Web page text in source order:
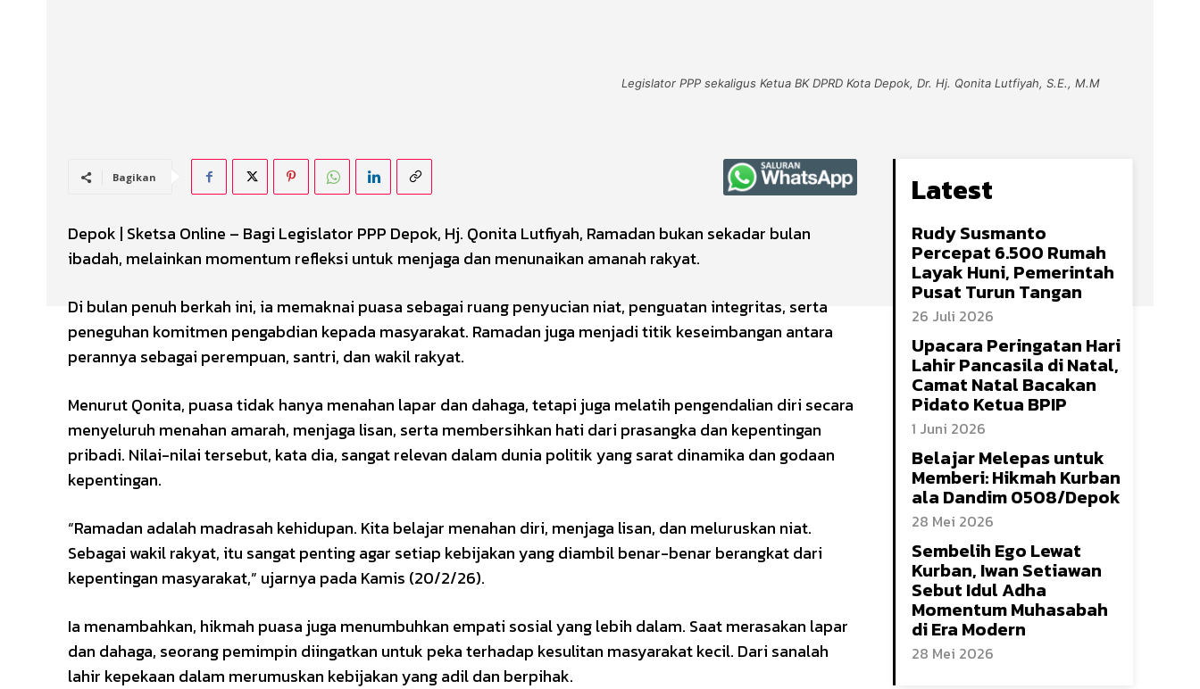
Legislator PPP sekaligus Ketua BK DPRD Kota Depok, Dr. Hj. Qonita Lutfiyah, S.E., M.M
Bagikan
Depok | Sketsa Online – Bagi Legislator PPP Depok, Hj. Qonita Lutfiyah, Ramadan bukan sekadar bulan
ibadah, melainkan momentum refleksi untuk menjaga dan menunaikan amanah rakyat.
Di bulan penuh berkah ini, ia memaknai puasa sebagai ruang penyucian niat, penguatan integritas, serta
peneguhan komitmen pengabdian kepada masyarakat. Ramadan juga menjadi titik keseimbangan antara
perannya sebagai perempuan, santri, dan wakil rakyat.
Menurut Qonita, puasa tidak hanya menahan lapar dan dahaga, tetapi juga melatih pengendalian diri secara
menyeluruh menahan amarah, menjaga lisan, serta membersihkan hati dari prasangka dan kepentingan
pribadi. Nilai-nilai tersebut, kata dia, sangat relevan dalam dunia politik yang sarat dinamika dan godaan
kepentingan.
“Ramadan adalah madrasah kehidupan. Kita belajar menahan diri, menjaga lisan, dan meluruskan niat.
Sebagai wakil rakyat, itu sangat penting agar setiap kebijakan yang diambil benar-benar berangkat dari
kepentingan masyarakat,” ujarnya pada Kamis (20/2/26).
Ia menambahkan, hikmah puasa juga menumbuhkan empati sosial yang lebih dalam. Saat merasakan lapar
dan dahaga, seorang pemimpin diingatkan untuk peka terhadap kesulitan masyarakat kecil. Dari sanalah
lahir kepekaan dalam merumuskan kebijakan yang adil dan berpihak.
Latest
Rudy Susmanto
Percepat 6.500 Rumah
Layak Huni, Pemerintah
Pusat Turun Tangan
26 Juli 2026
Upacara Peringatan Hari
Lahir Pancasila di Natal,
Camat Natal Bacakan
Pidato Ketua BPIP
1 Juni 2026
Belajar Melepas untuk
Memberi: Hikmah Kurban
ala Dandim 0508/Depok
28 Mei 2026
Sembelih Ego Lewat
Kurban, Iwan Setiawan
Sebut Idul Adha
Momentum Muhasabah
di Era Modern
28 Mei 2026